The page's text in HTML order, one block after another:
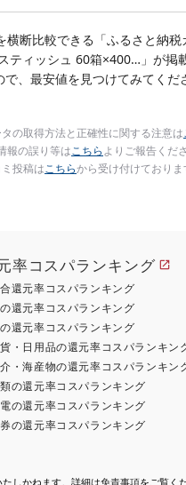
断比較できる「ふるさと納税
ティッシュ 60箱×400…」が掲
、最安値を見つけてみてくだ
の取得方法と正確性に関する注意は
報の誤り等はこちらよりご報告くだ
投稿はこちらから受け付けておりま
率コスパランキング
還元率コスパランキング
還元率コスパランキング
還元率コスパランキング
・日用品の還元率コスパランキン
・海産物の還元率コスパランキン
の還元率コスパランキング
の還元率コスパランキング
の還元率コスパランキング
しかねます。詳細は免責事項をご覧く